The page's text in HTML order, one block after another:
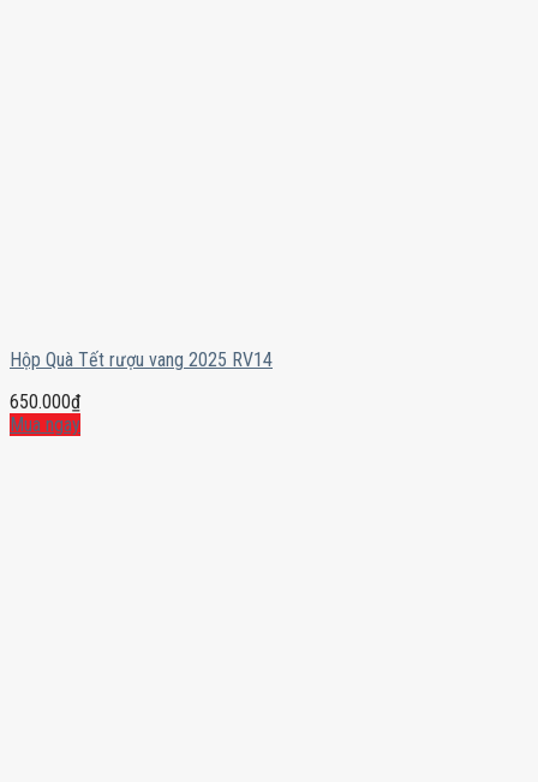
Hộp Quà Tết rượu vang 2025 RV14
650.000₫
Mua ngay